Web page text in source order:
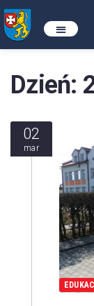
Dzień:
02
mar